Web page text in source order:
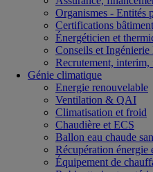
Organismes - Entités
Certifications
Énergéticien et
Conseils et Ingénierie
Recrutement,
Génie climatique
Energie renouvelable
Ventilation & QAI
Climatisation et froid
Chaudière et ECS
Ballon eau chaude
Récupération énergie
Équipement de